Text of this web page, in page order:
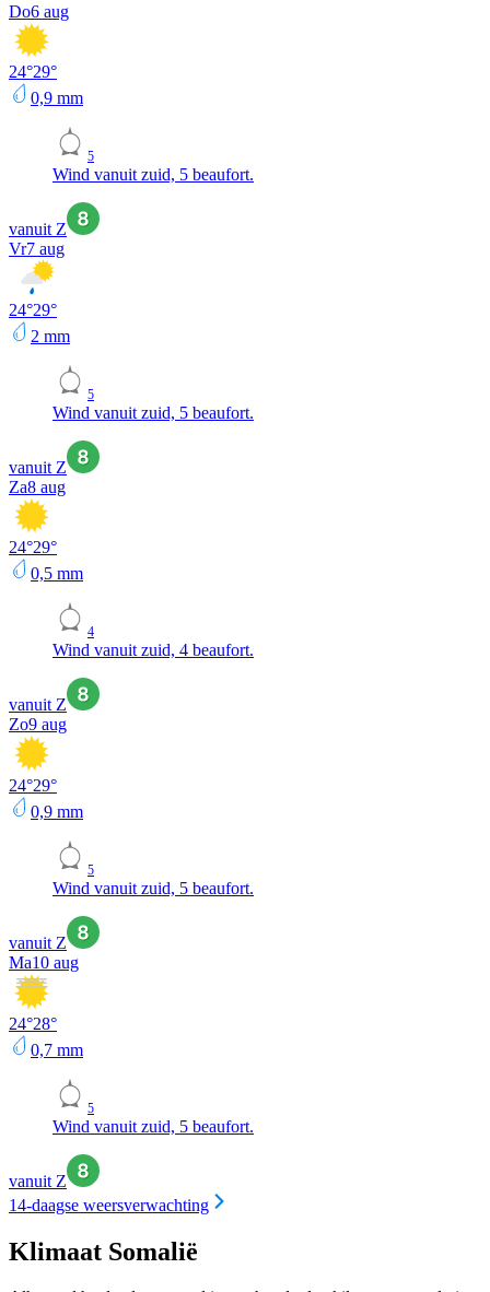
Do6 aug
24°29°
0,9 mm
5
Wind vanuit zuid, 5 beaufort.
vanuit Z
Vr7 aug
24°29°
2 mm
5
Wind vanuit zuid, 5 beaufort.
vanuit Z
Za8 aug
24°29°
0,5 mm
4
Wind vanuit zuid, 4 beaufort.
vanuit Z
Zo9 aug
24°29°
0,9 mm
5
Wind vanuit zuid, 5 beaufort.
vanuit Z
Ma10 aug
24°28°
0,7 mm
5
Wind vanuit zuid, 5 beaufort.
vanuit Z
14-daagse weersverwachting
Klimaat Somalië